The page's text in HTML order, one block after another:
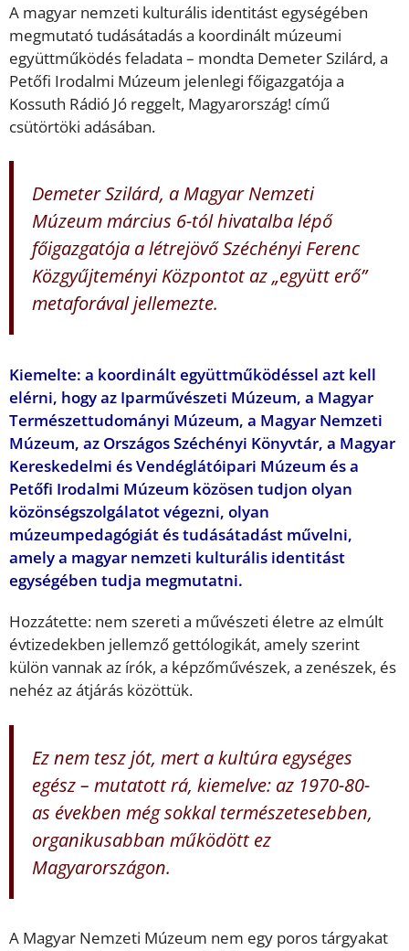
A magyar nemzeti kulturális identitást egységében
megmutató tudásátadás a koordinált múzeumi
együttműködés feladata – mondta Demeter Szilárd, a
Petőfi Irodalmi Múzeum jelenlegi főigazgatója a
Kossuth Rádió Jó reggelt, Magyarország! című
csütörtöki adásában.
Demeter Szilárd, a Magyar Nemzeti
Múzeum március 6-tól hivatalba lépő
főigazgatója a létrejövő Széchényi Ferenc
Közgyűjteményi Központot az „együtt erő”
metaforával jellemezte.
Kiemelte: a koordinált együttműködéssel azt kell
elérni, hogy az Iparművészeti Múzeum, a Magyar
Természettudományi Múzeum, a Magyar Nemzeti
Múzeum, az Országos Széchényi Könyvtár, a Magyar
Kereskedelmi és Vendéglátóipari Múzeum és a
Petőfi Irodalmi Múzeum közösen tudjon olyan
közönségszolgálatot végezni, olyan
múzeumpedagógiát és tudásátadást művelni,
amely a magyar nemzeti kulturális identitást
egységében tudja megmutatni.
Hozzátette: nem szereti a művészeti életre az elmúlt
évtizedekben jellemző gettólogikát, amely szerint
külön vannak az írók, a képzőművészek, a zenészek, és
nehéz az átjárás közöttük.
Ez nem tesz jót, mert a kultúra egységes
egész – mutatott rá, kiemelve: az 1970-80-
as években még sokkal természetesebben,
organikusabban működött ez
Magyarországon.
A Magyar Nemzeti Múzeum nem egy poros tárgyakat